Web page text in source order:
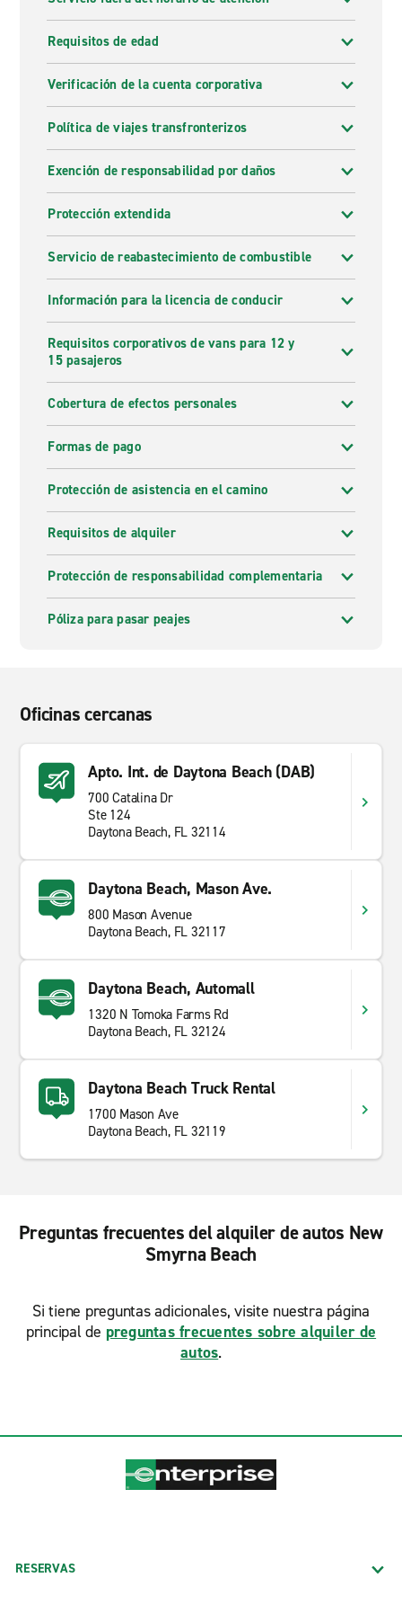
Requisitos de edad
Verificación de la cuenta corporativa
Política de viajes transfronterizos
Exención de responsabilidad por daños
Protección extendida
Servicio de reabastecimiento de combustible
Información para la licencia de conducir
Requisitos corporativos de vans para 12 y
15 pasajeros
Cobertura de efectos personales
Formas de pago
Protección de asistencia en el camino
Requisitos de alquiler
Protección de responsabilidad complementaria
Póliza para pasar peajes
Oficinas cercanas
Apto. Int. de Daytona Beach (DAB)
700 Catalina Dr
Ste 124
Daytona Beach, FL 32114
Daytona Beach, Mason Ave.
800 Mason Avenue
Daytona Beach, FL 32117
Daytona Beach, Automall
1320 N Tomoka Farms Rd
Daytona Beach, FL 32124
Daytona Beach Truck Rental
1700 Mason Ave
Daytona Beach, FL 32119
Preguntas frecuentes del alquiler de autos New
Smyrna Beach
Si tiene preguntas adicionales, visite nuestra página
principal de preguntas frecuentes sobre alquiler de
autos.
RESERVAS